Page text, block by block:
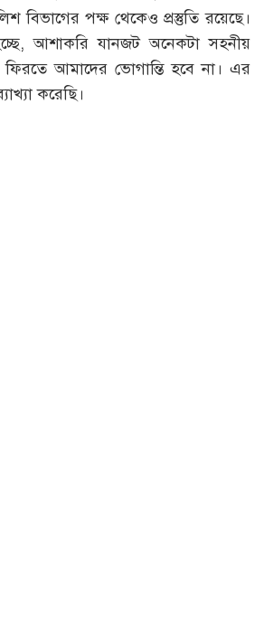
বিভাগের পক্ষ থেকেও প্রস্তুতি রয়েছে।
আশাকরি যানজট অনেকটা সহনীয়
ফিরতে আমাদের ভোগান্তি হবে না। এর
করেছি।